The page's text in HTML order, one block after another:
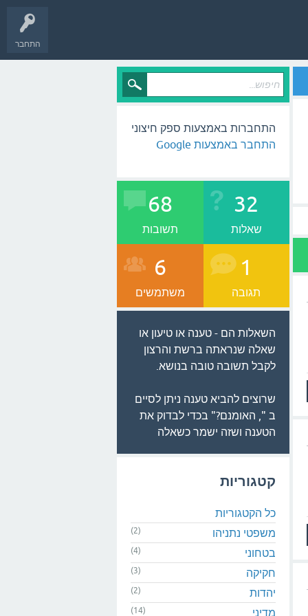
התחבר
התחברות באמצעות ספק חיצוני
התחבר באמצעות Google
32
שאלות
68
תשובות
1
תגובה
6
משתמשים
השאלות הם - טענה או טיעון או
שאלה שנראתה ברשת והרצון
לקבל תשובה טובה בנושא.
שרוצים להביא טענה ניתן לסיים
ב ", האומנם?" בכדי לבדוק את
הטענה ושזה ישמר כשאלה
קטגוריות
כל הקטגוריות
משפטי נתניהו
(2)
בטחוני (4)
חקיקה (3)
יהדות (2)
מדיני (14)